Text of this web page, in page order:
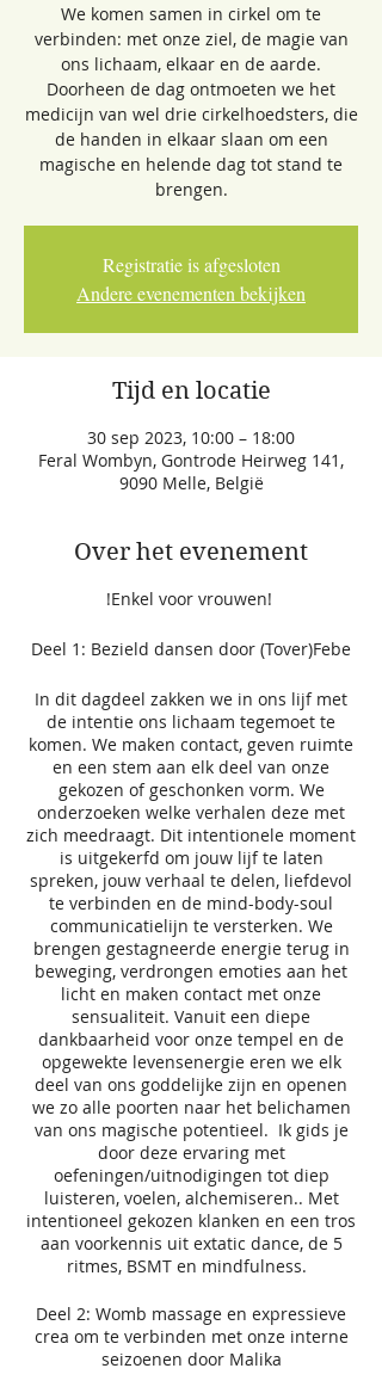
We komen samen in cirkel om te
verbinden: met onze ziel, de magie van
ons lichaam, elkaar en de aarde.
Doorheen de dag ontmoeten we het
medicijn van wel drie cirkelhoedsters, die
de handen in elkaar slaan om een
magische en helende dag tot stand te
brengen.
Registratie is afgesloten
Andere evenementen bekijken
Tijd en locatie
30 sep 2023, 10:00 – 18:00
Feral Wombyn, Gontrode Heirweg 141,
9090 Melle, België
Over het evenement
!Enkel voor vrouwen!
Deel 1: Bezield dansen door (Tover)Febe
In dit dagdeel zakken we in ons lijf met
de intentie ons lichaam tegemoet te
komen. We maken contact, geven ruimte
en een stem aan elk deel van onze
gekozen of geschonken vorm. We
onderzoeken welke verhalen deze met
zich meedraagt. Dit intentionele moment
is uitgekerfd om jouw lijf te laten
spreken, jouw verhaal te delen, liefdevol
te verbinden en de mind-body-soul
communicatielijn te versterken. We
brengen gestagneerde energie terug in
beweging, verdrongen emoties aan het
licht en maken contact met onze
sensualiteit. Vanuit een diepe
dankbaarheid voor onze tempel en de
opgewekte levensenergie eren we elk
deel van ons goddelijke zijn en openen
we zo alle poorten naar het belichamen
van ons magische potentieel. Ik gids je
door deze ervaring met
oefeningen/uitnodigingen tot diep
luisteren, voelen, alchemiseren.. Met
intentioneel gekozen klanken en een tros
aan voorkennis uit extatic dance, de 5
ritmes, BSMT en mindfulness.
Deel 2: Womb massage en expressieve
crea om te verbinden met onze interne
seizoenen door Malika